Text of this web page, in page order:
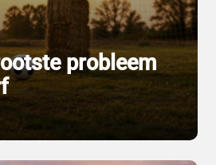
probleem